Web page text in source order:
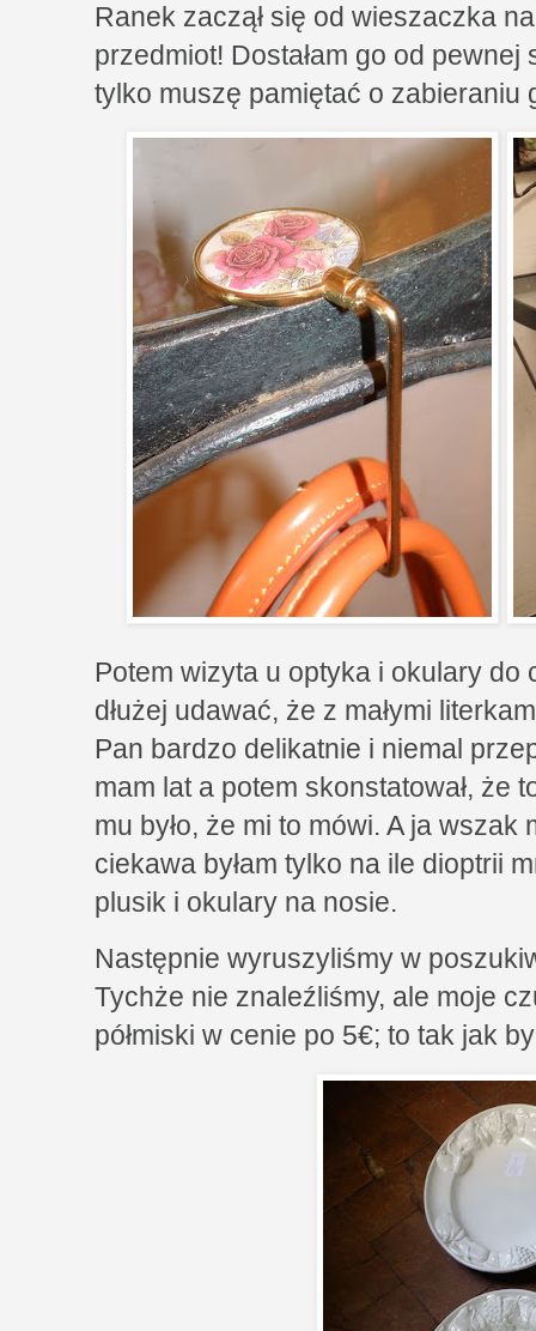
Ranek zaczął się od wieszaczka
przedmiot! Dostałam go od
tylko muszę pamiętać o zabieraniu
Potem wizyta u optyka i okulary do
dłużej udawać, że z małymi
Pan bardzo delikatnie i niemal
mam lat a potem skonstatował, że
mu było, że mi to mówi. A ja wszak
ciekawa byłam tylko na ile dioptrii
plusik i okulary na nosie.
Następnie wyruszyliśmy w
Tychże nie znaleźliśmy, ale moje
półmiski w cenie po 5€; to tak jak